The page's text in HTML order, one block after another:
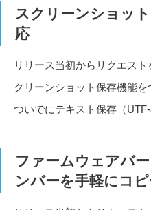
スクリーンショッ
応
リリース当初からリクエス
クリーンショット保存機能を
ついでにテキスト保存（
ファームウェアバ
ンバーを手軽にコピ